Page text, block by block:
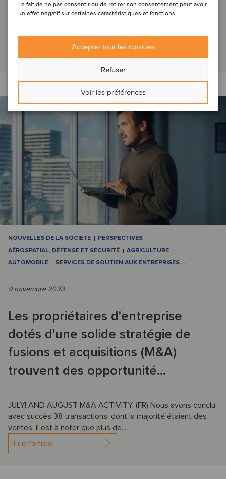
Le fait de ne pas consentir ou de retirer son consentement peut avoir
un effet négatif sur certaines caractéristiques et fonctions.
Accepter tout les cookies
Refuser
Voir les préférences
QUARTERLY INSIGHTS: (FR) Nous comprenons la complexité
aider à vous y adapter afin de lib...
NOUVELLES DE LA SOCIÉTÉ
PERSPECTIVES
AÉROSPATIAL, DÉFENSE ET SÉCURITÉ
AGRICULTURE
AUTOMOBILE
SERVICES DE SOUTIEN AUX ENTREPRISES …
9 novembre 2023
Les propriétaires d'entreprise
dotés d'une solide stratégie de
fusions et acquisitions (M&A)
trouvent des opportunité...
JULYl AND AUGUST M&A ACTIVITY: (FR) Nous avons conclu
avec succès 38 transactions, dont la majorité étaient des
ventes. Il est à noter que plus de...
Lire l'article